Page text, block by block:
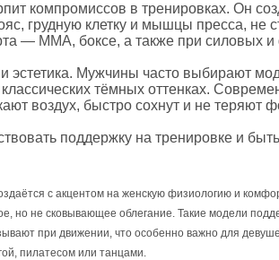
компромиссов в тренировках. Он
грудную клетку и мышцы пресса, не
— ММА, боксе, а также при силовых
и эстетика. Мужчины часто выбирают
тёмных оттенках.
воздух, быстро сохнут и не теряют
поддержку на тренировке и
с акцентом на женскую физиологию и
но не сковывающее облегание. Такие модели
при движении, что особенно важно для
пилатесом или танцами.